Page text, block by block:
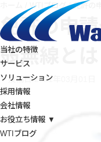
当社の特徴
サービス
ソリューション
採用情報
会社情報
お役立ち情報 ▼
WTIブログ
WTIブログ / 免許の
免許の申
弱無線とは
投稿日:2021年03月01日